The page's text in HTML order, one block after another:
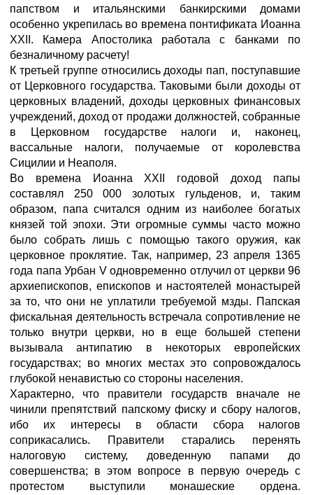
папством и итальянскими банкирскими домами
особенно укрепилась во времена понтификата Иоанна
XXII. Камера Апостолика работала с банками по
безналичному расчету!
К третьей группе относились доходы пап, поступавшие
от Церковного государства. Таковыми были доходы от
церковных владений, доходы церковных финансовых
учреждений, доход от продажи должностей, собранные
в Церковном государстве налоги и, наконец,
вассальные налоги, получаемые от королевства
Сицилии и Неаполя.
Во времена Иоанна XXII годовой доход папы
составлял 250 000 золотых гульденов, и, таким
образом, папа считался одним из наиболее богатых
князей той эпохи. Эти огромные суммы часто можно
было собрать лишь с помощью такого оружия, как
церковное проклятие. Так, например, 23 апреля 1365
года папа Урбан V одновременно отлучил от церкви 96
архиепископов, епископов и настоятелей монастырей
за то, что они не уплатили требуемой мзды. Папская
фискальная деятельность встречала сопротивление не
только внутри церкви, но в еще большей степени
вызывала антипатию в некоторых европейских
государствах; во многих местах это сопровождалось
глубокой ненавистью со стороны населения.
Характерно, что правители государств вначале не
чинили препятствий папскому фиску и сбору налогов,
ибо их интересы в области сбора налогов
соприкасались. Правители старались перенять
налоговую систему, доведенную папами до
совершенства; в этом вопросе в первую очередь с
протестом выступили монашеские ордена.